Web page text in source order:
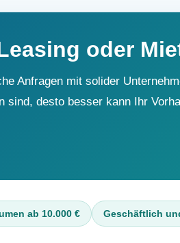
oder
Anfragen mit solider
desto besser kann Ihr
ab 10.000 € Geschäftlich